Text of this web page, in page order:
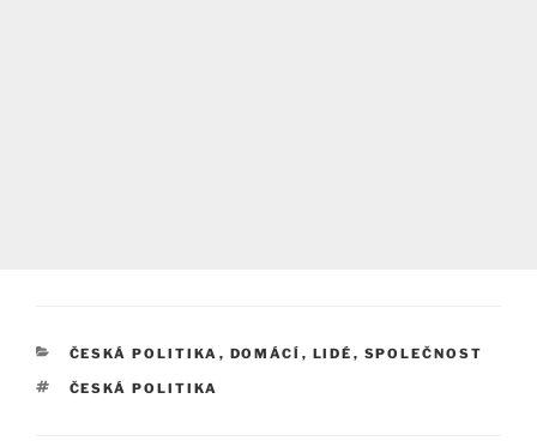
RUBRIKY
ČESKÁ POLITIKA , DOMÁCÍ , LIDÉ , SPOLEČNOST
ŠTÍTKY
ČESKÁ POLITIKA